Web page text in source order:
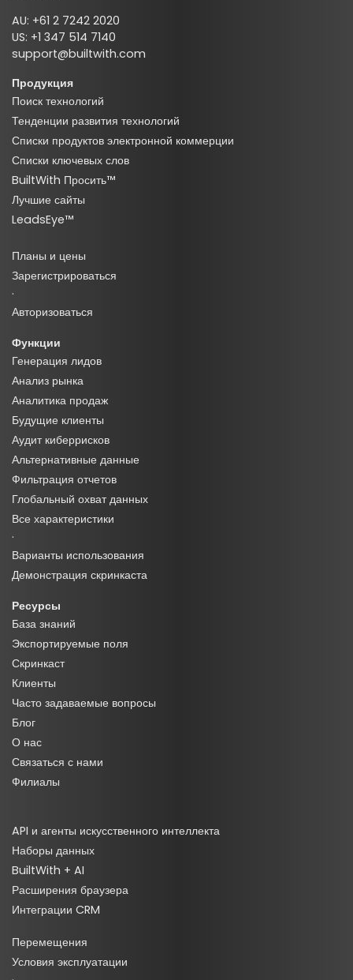
AU: +61 2 7242 2020
US: +1 347 514 7140
support@builtwith.com
Продукция
Поиск технологий
Тенденции развития технологий
Списки продуктов электронной коммерции
Списки ключевых слов
BuiltWith Просить™
Лучшие сайты
LeadsEye™
Планы и цены
Зарегистрироваться
·
Авторизоваться
Функции
Генерация лидов
Анализ рынка
Аналитика продаж
Будущие клиенты
Аудит киберрисков
Альтернативные данные
Фильтрация отчетов
Глобальный охват данных
Все характеристики
·
Варианты использования
Демонстрация скринкаста
Ресурсы
База знаний
Экспортируемые поля
Скринкаст
Клиенты
Часто задаваемые вопросы
Блог
О нас
Связаться с нами
Филиалы
API и агенты искусственного интеллекта
Наборы данных
BuiltWith + AI
Расширения браузера
Интеграции CRM
Перемещения
Условия эксплуатации